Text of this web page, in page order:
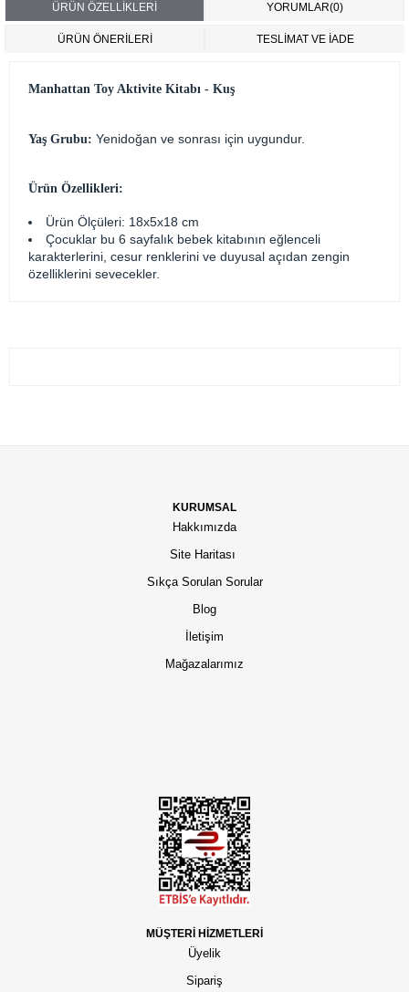
ÜRÜN ÖZELLIKLERI YORUMLAR(0)
ÜRÜN ÖNERILERI TESLİMAT VE İADE
Manhattan Toy Aktivite Kitabı - Kuş
Yaş Grubu: Yenidoğan ve sonrası için uygundur.
Ürün Özellikleri:
Ürün Ölçüleri: 18x5x18 cm
Çocuklar bu 6 sayfalık bebek kitabının eğlenceli
karakterlerini, cesur renklerini ve duyusal açıdan zengin
özelliklerini sevecekler.
KURUMSAL
Hakkımızda
Site Haritası
Sıkça Sorulan Sorular
Blog
İletişim
Mağazalarımız
MÜŞTERİ HİZMETLERİ
Üyelik
Sipariş